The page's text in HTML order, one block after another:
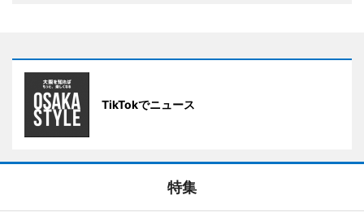
TikTokでニュース
特集